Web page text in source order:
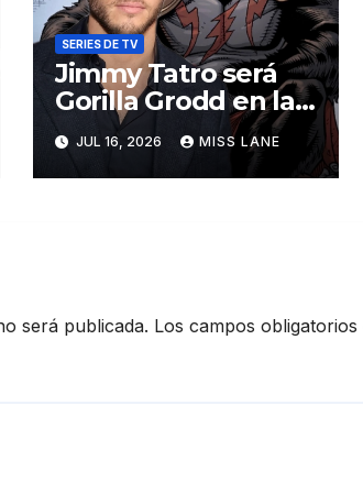
SERIES DE TV
Jimmy Tatro será
Gorilla Grodd en la
serie derivada de
DC «DC Crime»
JUL 16, 2026 MISS LANE
será publicada. Los campos